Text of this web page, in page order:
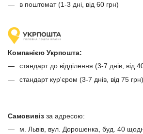
в поштомат (1-3 дні, від 60 грн)
Компанією Укрпошта:
стандарт до відділення (3-7 днів, від
стандарт кур'єром (3-7 днів, від 75 грн)
Самовивіз за адресою:
м. Львів, вул. Дорошенка, буд. 40